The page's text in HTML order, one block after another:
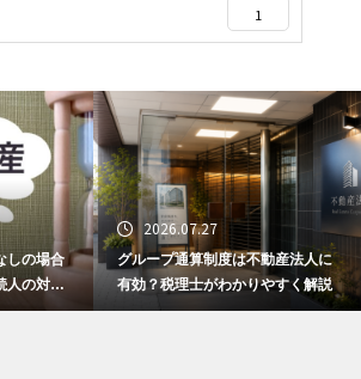
1
しの場合
人の対応
2026.07.27
グループ通算制度は不動産法人に
有効？税理士がわかりやすく解説